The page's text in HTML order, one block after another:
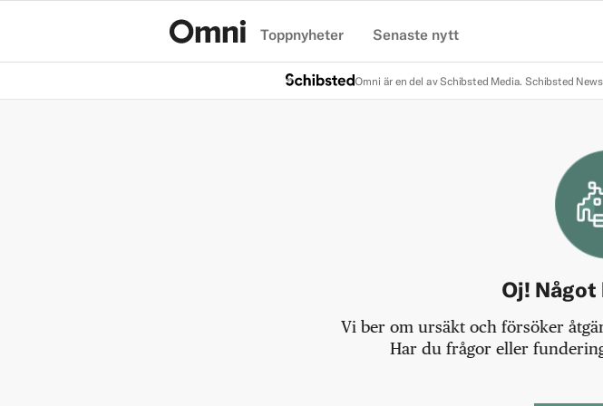
Toppnyheter Senaste nytt
Omni är en del av Schibsted Media. Schibsted
Oj!
Vi ber om ursäkt och försöker
Har du frågor eller